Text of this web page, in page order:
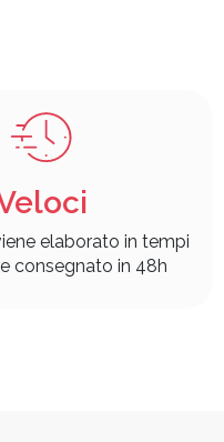
elaborato in tempi
consegnato in 48h